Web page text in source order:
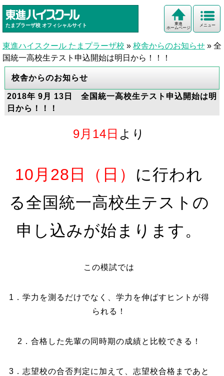
たまプラーザ校 オフィシャルサイト メニュー
東進
ホームページ
東進ハイスクール たまプラーザ校 » 校舎からのお知らせ » 全
国統一高校生テスト申込開始は明日から！！！
校舎からのお知らせ
2018年 9月 13日 全国統一高校生テスト申込開始は明
日から！！！
9月14日 より
10月28日（日） に行われ
る全国統一高校生テストの
申し込みが始まります。
この模試では
1．学力を測るだけでなく、学力を伸ばすヒントが得
られる！
2．合格した先輩の同時期の成績と比較できる！
3．志望校の合否判定に加えて、志望校合格まであと